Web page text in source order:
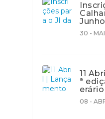
Junho
30 -
11
ª
erário
08 -